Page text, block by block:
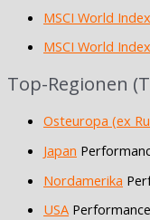
MSCI World Index
MSCI World Index
Top-Regionen
Osteuropa (ex
Japan
Nordamerika
USA